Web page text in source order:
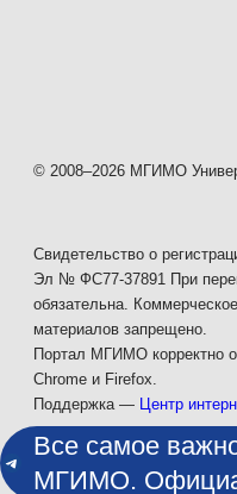
© 2008–2026 МГИМО
Свидетельство о
Эл № ФС77-37891 При
обязательна.
материалов запрещено.
Портал МГИМО корректно
Chrome и Firefox.
Поддержка — Центр
Все самое
МГИМО.